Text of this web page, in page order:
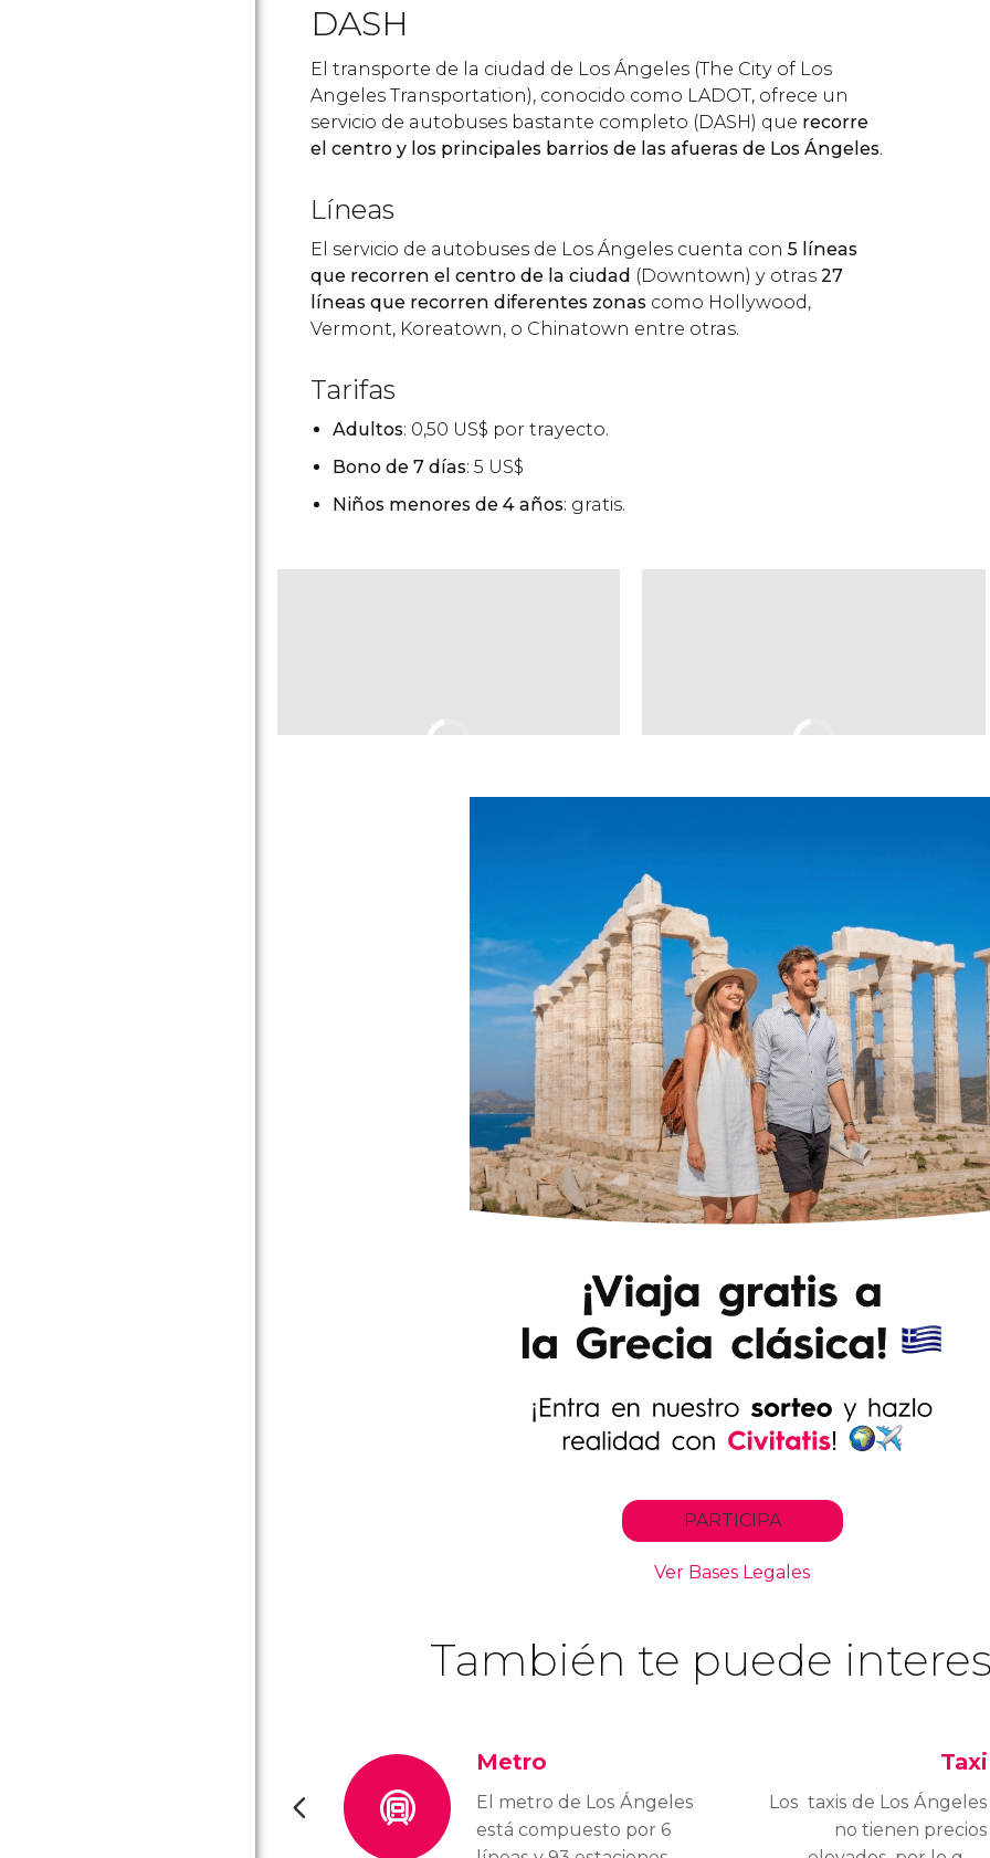
DASH
El transporte de la ciudad de Los Ángeles (The City of Los
Angeles Transportation), conocido como LADOT, ofrece un
servicio de autobuses bastante completo (DASH) que recorre
el centro y los principales barrios de las afueras de Los Ángeles.
Líneas
El servicio de autobuses de Los Ángeles cuenta con 5 líneas
que recorren el centro de la ciudad (Downtown) y otras 27
líneas que recorren diferentes zonas como Hollywood,
Vermont, Koreatown, o Chinatown entre otras.
Tarifas
Adultos: 0,50 US$ por trayecto.
Bono de 7 días: 5 US$
Niños menores de 4 años: gratis.
También te puede
Metro
El metro de Los Ángeles
está compuesto por 6
Taxi
Los taxis de Los Ángeles
no tienen precios